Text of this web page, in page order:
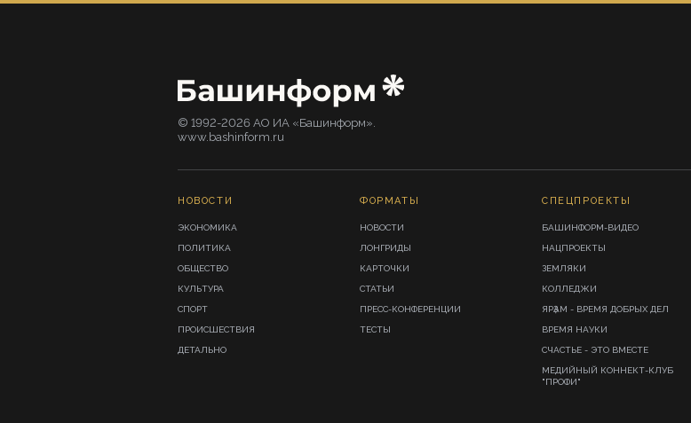
© 1992-2026 АО ИА «Башинформ».
www.bashinform.ru
НОВОСТИ
ЭКОНОМИКА
ПОЛИТИКА
ОБЩЕСТВО
КУЛЬТУРА
СПОРТ
ПРОИСШЕСТВИЯ
ДЕТАЛЬНО
ФОРМАТЫ
НОВОСТИ
ЛОНГРИДЫ
КАРТОЧКИ
СТАТЬИ
ПРЕСС-КОНФЕРЕНЦИИ
ТЕСТЫ
СПЕЦПРОЕКТЫ
БАШИНФОРМ-ВИДЕО
НАЦПРОЕКТЫ
ЗЕМЛЯКИ
КОЛЛЕДЖИ
ЯРҘАМ - ВРЕМЯ ДОБРЫХ ДЕЛ
ВРЕМЯ НАУКИ
СЧАСТЬЕ - ЭТО ВМЕСТЕ
МЕДИЙНЫЙ КОННЕКТ-КЛУБ
"ПРОФИ"